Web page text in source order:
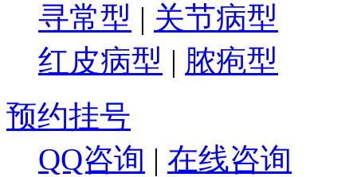
寻常型 | 关节病型
红皮病型 | 脓疱型
预约挂号
QQ咨询 | 在线咨询